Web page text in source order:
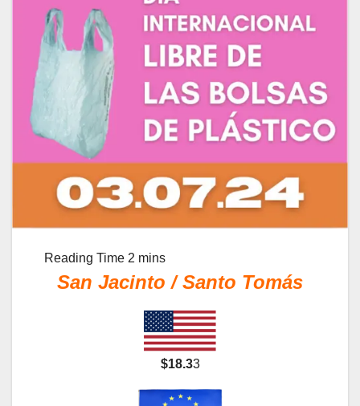
San Jacinto / Santo Tomás
$18.33